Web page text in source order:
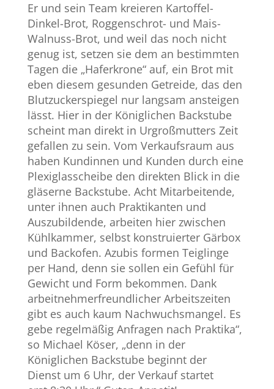
Er und sein Team kreieren Kartoffel-
Dinkel-Brot, Roggenschrot- und Mais-
Walnuss-Brot, und weil das noch nicht
genug ist, setzen sie dem an bestimmten
Tagen die „Haferkrone“ auf, ein Brot mit
eben diesem gesunden Getreide, das den
Blutzuckerspiegel nur langsam ansteigen
lässt. Hier in der Königlichen Backstube
scheint man direkt in Urgroßmutters Zeit
gefallen zu sein. Vom Verkaufsraum aus
haben Kundinnen und Kunden durch eine
Plexiglasscheibe den direkten Blick in die
gläserne Backstube. Acht Mitarbeitende,
unter ihnen auch Praktikanten und
Auszubildende, arbeiten hier zwischen
Kühlkammer, selbst konstruierter Gärbox
und Backofen. Azubis formen Teiglinge
per Hand, denn sie sollen ein Gefühl für
Gewicht und Form bekommen. Dank
arbeitnehmerfreundlicher Arbeitszeiten
gibt es auch kaum Nachwuchsmangel. Es
gebe regelmäßig Anfragen nach Praktika“,
so Michael Köser, „denn in der
Königlichen Backstube beginnt der
Dienst um 6 Uhr, der Verkauf startet